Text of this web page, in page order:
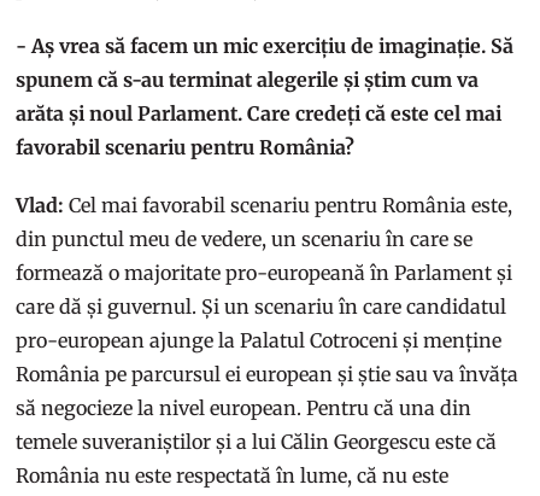
- Aș vrea să facem un mic exercițiu de imaginație. Să
spunem că s-au terminat alegerile și știm cum va
arăta și noul Parlament. Care credeți că este cel mai
favorabil scenariu pentru România?
Vlad:Cel mai favorabil scenariu pentru România este,
din punctul meu de vedere, un scenariu în care se
formează o majoritate pro-europeană în Parlament și
care dă și guvernul. Și un scenariu în care candidatul
pro-european ajunge la Palatul Cotroceni și menține
România pe parcursul ei european și știe sau va învăța
să negocieze la nivel european. Pentru că una din
temele suveraniștilor și a lui Călin Georgescu este că
România nu este respectată în lume, că nu este